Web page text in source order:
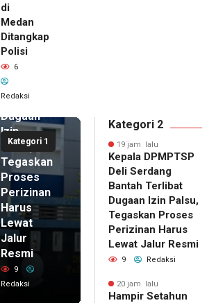
di
Medan
Ditangkap
Polisi
6
Redaksi
Kategori 1
19 jam lalu
Kepala
DPMPTSP
Deli
Serdang
Bantah
Terlibat
Dugaan
Izin
Palsu,
Tegaskan
Proses
Perizinan
Harus
Lewat
Jalur
Resmi
9
Redaksi
Kategori 2
19 jam lalu
Kepala DPMPTSP
Deli Serdang
Bantah Terlibat
Dugaan Izin Palsu,
Tegaskan Proses
Perizinan Harus
Lewat Jalur Resmi
9 Redaksi
20 jam lalu
Hampir Setahun